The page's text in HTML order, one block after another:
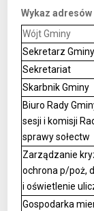
Wykaz
Wójt Gminy
Sekretarz Gminy
Sekretariat
Skarbnik Gminy
Biuro Rady
sesji i komisji
sprawy sołectw
Zarządzanie
ochrona p/poż,
i oświetlenie
Gospodarka